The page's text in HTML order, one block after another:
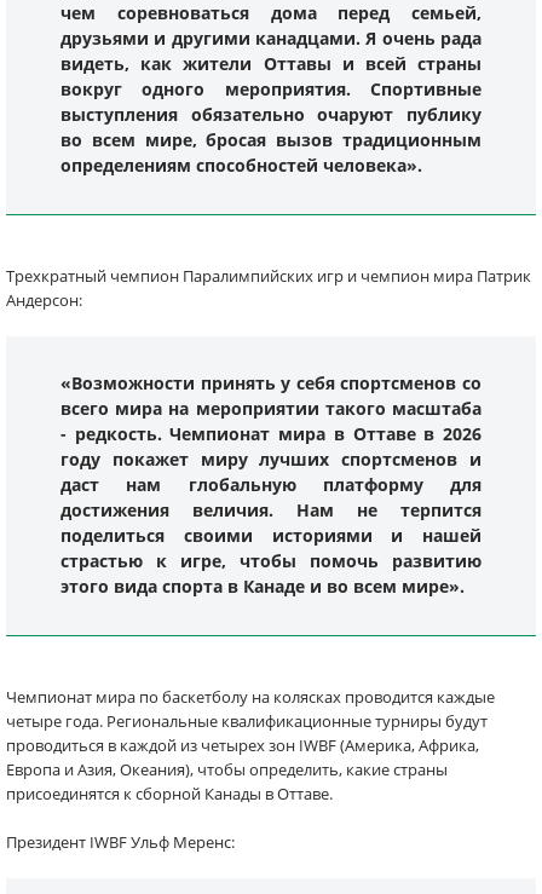
чем соревноваться дома перед семьей,
друзьями и другими канадцами. Я очень рада
видеть, как жители Оттавы и всей страны
вокруг одного мероприятия. Спортивные
выступления обязательно очаруют публику
во всем мире, бросая вызов традиционным
определениям способностей человека».
Трехкратный чемпион Паралимпийских игр и чемпион мира Патрик
Андерсон:
«Возможности принять у себя спортсменов со
всего мира на мероприятии такого масштаба
- редкость. Чемпионат мира в Оттаве в 2026
году покажет миру лучших спортсменов и
даст нам глобальную платформу для
достижения величия. Нам не терпится
поделиться своими историями и нашей
страстью к игре, чтобы помочь развитию
этого вида спорта в Канаде и во всем мире».
Чемпионат мира по баскетболу на колясках проводится каждые
четыре года. Региональные квалификационные турниры будут
проводиться в каждой из четырех зон IWBF (Америка, Африка,
Европа и Азия, Океания), чтобы определить, какие страны
присоединятся к сборной Канады в Оттаве.
Президент IWBF Ульф Меренс: